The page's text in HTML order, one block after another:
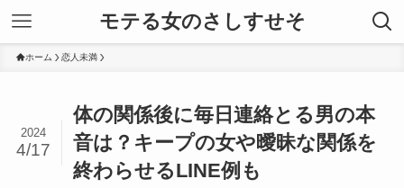
モテる女のさしすせそ
ホーム 恋人未満
体の関係後に毎日連絡とる男の本
音は？キープの女や曖昧な関係を
終わらせるLINE例も
2024
4/17